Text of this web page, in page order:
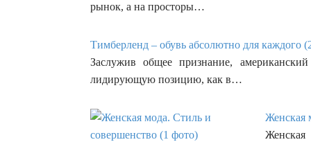
рынок, а на просторы…
Тимберленд – обувь абсолютно для каждого
Заслужив общее признание,
лидирующую позицию, как в…
Женская
Женская